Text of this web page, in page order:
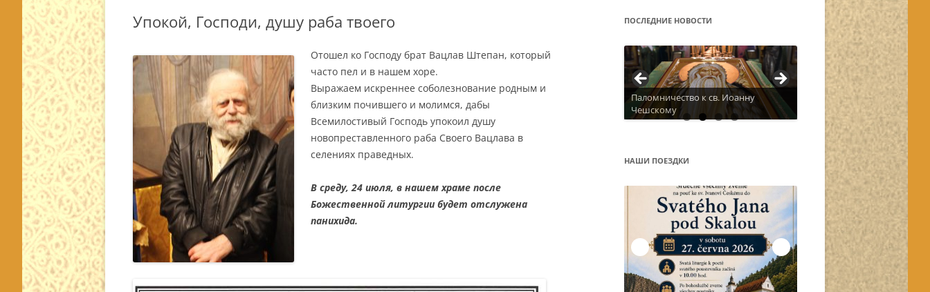
Упокой, Господи, душу раба твоего
Отошел ко Господу брат Вацлав Штепан, который
часто пел и в нашем хоре.
Выражаем искреннее соболезнование родным и
близким почившего и молимся, дабы
Всемилостивый Господь упокоил душу
новопреставленного раба Своего Вацлава в
селениях праведных.
В среду, 24 июля, в нашем храме после
Божественной литургии будет отслужена
панихида.
ПОСЛЕДНИЕ НОВОСТИ
Паломничество к св. Иоанну
Чешскому
Актуальное расписание
НАШИ ПОЕЗДКИ